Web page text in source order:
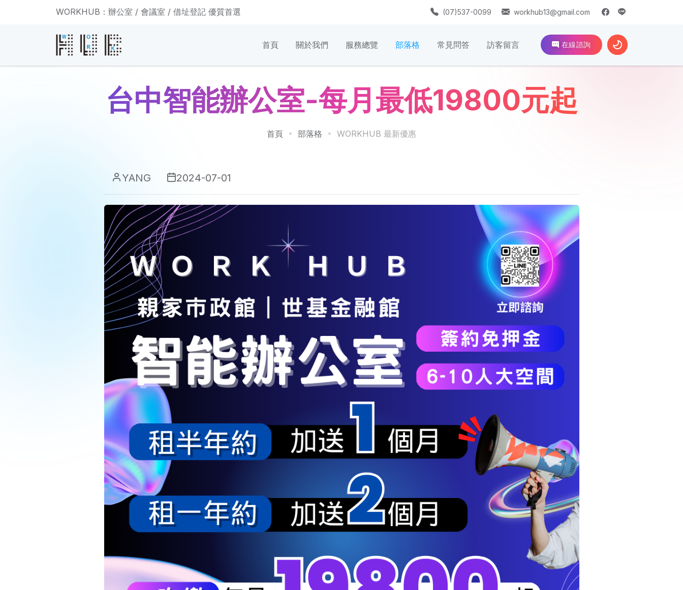
WORKHUB：辦公室 / 會議室 / 借址登記 優質首選 (07)537-0099 workhub13@gmail.com
首頁 關於我們 服務總覽 部落格 常見問答 訪客留言 在線諮詢
台中智能辦公室-每月最低19800元起
首頁 部落格 WORKHUB 最新優惠
YANG 2024-07-01